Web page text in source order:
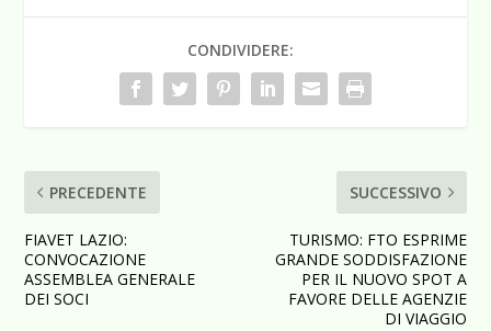
CONDIVIDERE:
PRECEDENTE
FIAVET LAZIO:
CONVOCAZIONE
ASSEMBLEA GENERALE
DEI SOCI
SUCCESSIVO
TURISMO: FTO ESPRIME
GRANDE SODDISFAZIONE
PER IL NUOVO SPOT A
FAVORE DELLE AGENZIE
DI VIAGGIO